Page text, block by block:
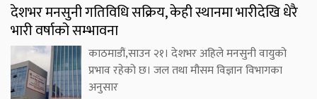
देशभर मनसुनी गतिविधि सक्रिय, केही स्थानमा भारीदेखि धेरै
भारी वर्षाको सम्भावना
काठमाडौं,साउन २१। देशभर अहिले मनसुनी वायुको
प्रभाव रहेको छ। जल तथा मौसम विज्ञान विभागका
अनुसार